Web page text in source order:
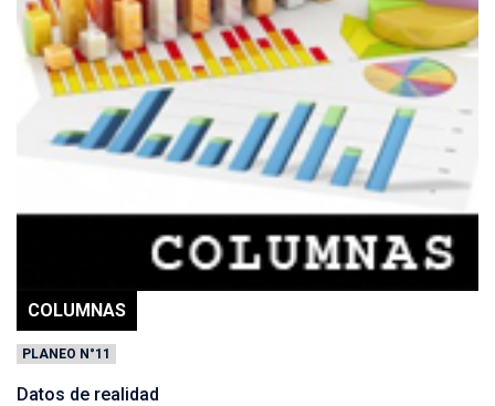
COLUMNAS
PLANEO N°11
Datos de realidad